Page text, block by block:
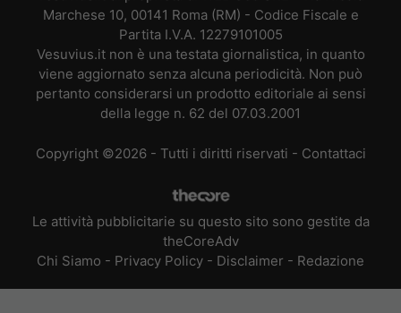
Marchese 10, 00141 Roma (RM) - Codice Fiscale e
Partita I.V.A. 12279101005
Vesuvius.it non è una testata giornalistica, in quanto
viene aggiornato senza alcuna periodicità. Non può
pertanto considerarsi un prodotto editoriale ai sensi
della legge n. 62 del 07.03.2001
Copyright ©2026 - Tutti i diritti riservati - Contattaci
Le attività pubblicitarie su questo sito sono gestite da
theCoreAdv
Chi Siamo - Privacy Policy - Disclaimer - Redazione